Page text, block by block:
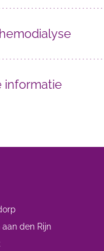
informatie
den Rijn